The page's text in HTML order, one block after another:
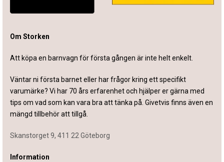
Om Storken
Att köpa en barnvagn för första gången är inte helt enkelt.
Väntar ni första barnet eller har frågor kring ett specifikt
varumärke? Vi har 70 års erfarenhet och hjälper er gärna med
tips om vad som kan vara bra att tänka på. Givetvis finns även en
mängd tillbehör att tillgå.
Skanstorget 9, 411 22 Göteborg
Information